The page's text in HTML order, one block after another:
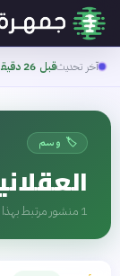
آخر تحديثقبل 26 دقيقة
🏷️ وسم
1 منشور مرتبط